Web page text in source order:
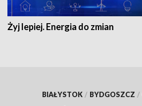
Żyj lepiej. Energia do zmian
BIAŁYSTOK / BYDGOSZCZ /